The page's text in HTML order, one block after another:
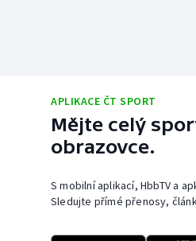
APLIKACE ČT SPORT
Mějte celý
obrazovce.
S mobilní aplikací, HbbTV a
Sledujte přímé přenosy,